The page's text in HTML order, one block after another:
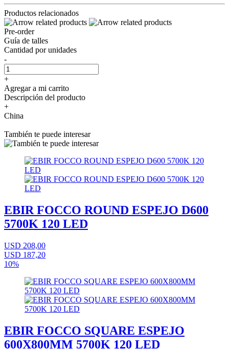
Productos relacionados
Pre-order
Guía de talles
Cantidad por unidades
-
+
Agregar a mi carrito
Descripción del producto
+
China
También te puede interesar
EBIR FOCCO ROUND ESPEJO D600
5700K 120 LED
USD 208,00
USD 187,20
10%
EBIR FOCCO SQUARE ESPEJO
600X800MM 5700K 120 LED